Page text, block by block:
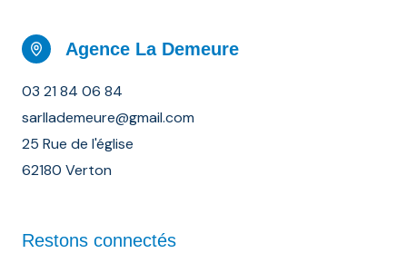
Agence La Demeure
03 21 84 06 84
sarllademeure@gmail.com
25 Rue de l'église
62180 Verton
Restons connectés